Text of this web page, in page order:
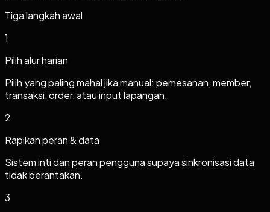
Tiga langkah awal
1
Pilih alur harian
Pilih yang paling mahal jika manual: pemesanan, member,
transaksi, order, atau input lapangan.
2
Rapikan peran & data
Sistem inti dan peran pengguna supaya sinkronisasi data
tidak berantakan.
3